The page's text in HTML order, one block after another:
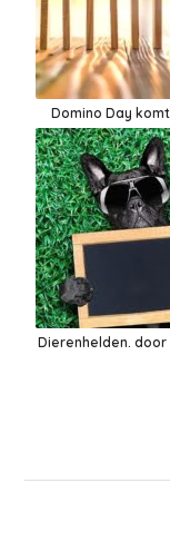
Domino Day
Dierenhelden. door